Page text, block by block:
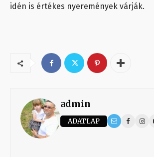
idén is értékes nyeremények várják.
admin
ADATLAP